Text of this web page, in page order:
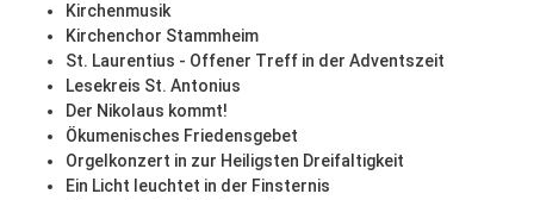
Kirchenmusik
Kirchenchor Stammheim
St. Laurentius - Offener Treff in der Adventszeit
Lesekreis St. Antonius
Der Nikolaus kommt!
Ökumenisches Friedensgebet
Orgelkonzert in zur Heiligsten Dreifaltigkeit
Ein Licht leuchtet in der Finsternis